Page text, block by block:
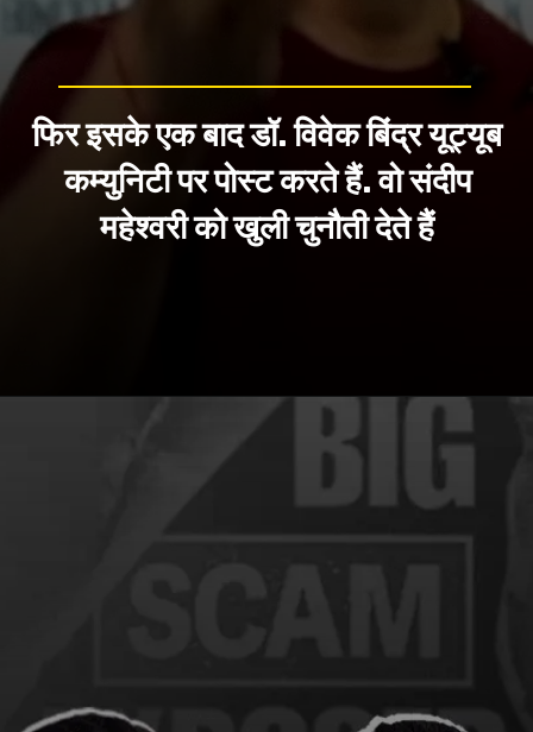
फिर इसके एक बाद डॉ. विवेक बिंद्र यूट्यूब
कम्युनिटी पर पोस्ट करते हैं. वो संदीप
महेश्वरी को खुली चुनौती देते हैं